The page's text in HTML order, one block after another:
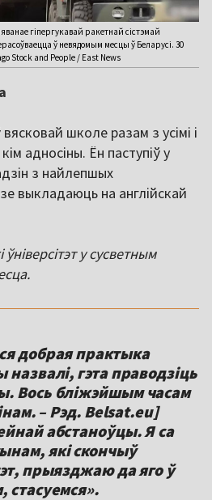
гіпергукавай ракетнай сістэмай
ў невядомым месцы ў Беларусі. 30
Stock and People / East News
школе разам з усімі і
адносіны. Ён паступіў у
з найлепшых
выкладаюць на англійскай
ўніверсітэт у сусветным
добрая практыка
назвалі, гэта праводзіць
Вось бліжэйшым часам
– Рэд. Belsat.eu]
абстаноўцы. Я са
які скончыў
прыязджаю да яго ў